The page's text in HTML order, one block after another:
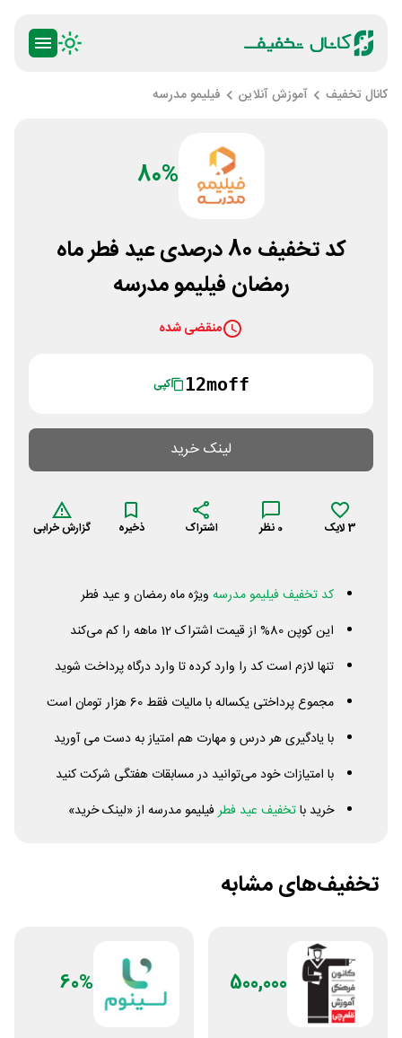
کانال تخفیف آموزش آنلاین فیلیمو مدرسه
80%
کد تخفیف 80 درصدی عید فطر ماه
رمضان فیلیمو مدرسه
منقضی شده
12moff کپی
لینک خرید
3 لایک 0 نظر اشتراک ذخیره گزارش خرابی
کد تخفیف فیلیمو مدرسه ویژه ماه رمضان و عید فطر
این کوپن 80% از قیمت اشتراک 12 ماهه را کم می‌کند
تنها لازم است کد را وارد کرده تا وارد درگاه پرداخت شوید
مجموع پرداختی یکساله با مالیات فقط 60 هزار تومان است
با یادگیری هر درس و مهارت هم امتیاز به دست می آورید
با امتیازات خود می‌توانید در مسابقات هفتگی شرکت کنید
خرید باتخفیف عید فطرفیلیمو مدرسه از «لینک خرید»
تخفیف‌های مشابه
500,000
60%